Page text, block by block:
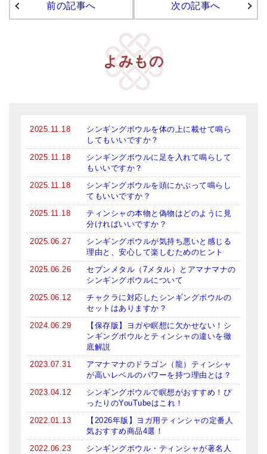
前の記事へ 次の記事へ
よみもの
2025.11.18
シンギングボウルを体の上に載せて鳴ら
してもいいですか？
2025.11.18
シンギングボウルに足を入れて鳴らして
もいいですか？
2025.11.18
シンギングボウルを頭にかぶって鳴らし
てもいいですか？
2025.11.18
ティンシャの本物と偽物はどのように見
分ければいいですか？
2025.06.27
シンギングボウルが気持ち悪いと感じる
理由と、安心して楽しむためのヒント
2025.06.26
セブンメタル（7メタル）とアマナマナの
シンギングボウルについて
2025.06.12
チャクラに対応したシンギングボウルの
セットはありますか？
2024.06.29
【保存版】ヨガや瞑想に欠かせない！シ
ンギングボウルとティンシャの違いを徹
底解説
2023.07.31
アマナマナのドラゴン（龍）ティンシャ
が高いレベルのパワーを持つ理由とは？
2023.04.12
シンギングボウルで瞑想がおすすめ！ぴ
ったりのYouTubeはこれ！
2022.01.13
【2026年版】ヨガ用ティンシャの定番人
気おすすめ商品4選！
2022.06.23
シンギングボウル・ティンシャが著名人